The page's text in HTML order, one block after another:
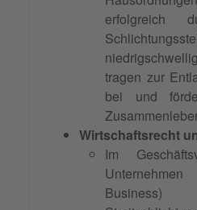
erfolgreich
tragen zur
bei und
Wirtschaftsrecht
Im